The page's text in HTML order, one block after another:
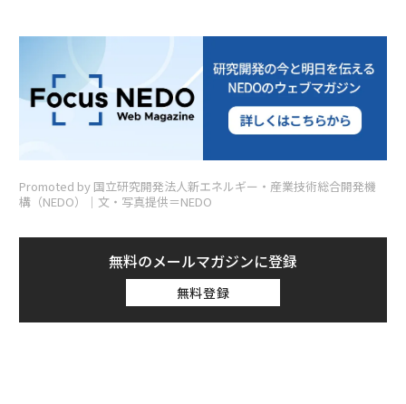
Promoted by 国立研究開発法人新エネルギー・産業技術総合開発機
構（NEDO）│文・写真提供＝NEDO
無料のメールマガジンに登録
無料登録